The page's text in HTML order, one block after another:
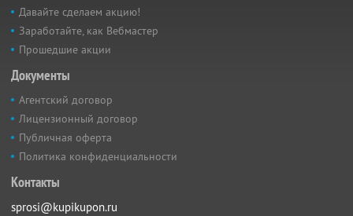
Давайте сделаем акцию!
Заработайте, как Вебмастер
Прошедшие акции
Документы
Агентский договор
Лицензионный договор
Публичная оферта
Политика конфиденциальности
Контакты
sprosi@kupikupon.ru